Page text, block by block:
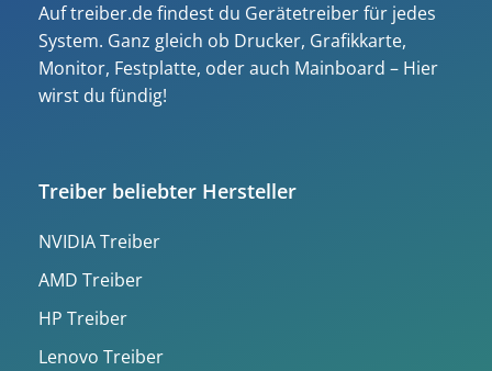
Auf treiber.de findest du Gerätetreiber für jedes
System. Ganz gleich ob Drucker, Grafikkarte,
Monitor, Festplatte, oder auch Mainboard – Hier
wirst du fündig!
Treiber beliebter Hersteller
NVIDIA Treiber
AMD Treiber
HP Treiber
Lenovo Treiber